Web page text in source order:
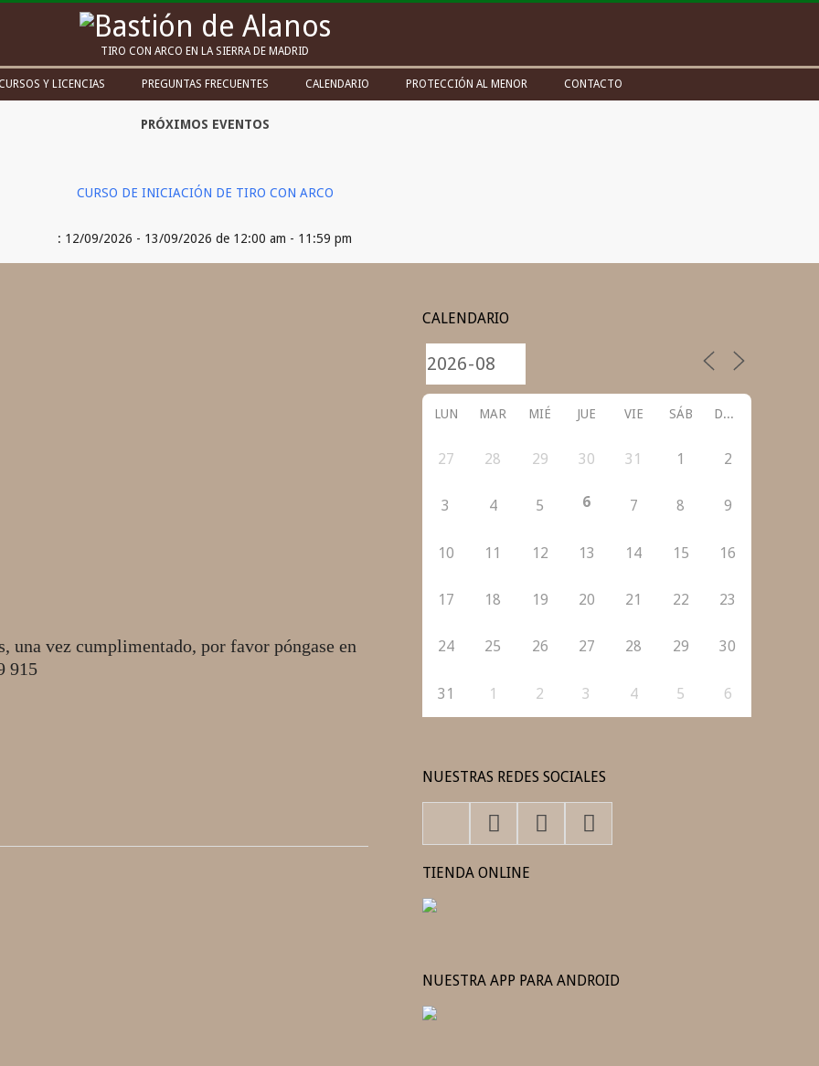
Bastión
de
Alanos
TIRO CON ARCO EN LA SIERRA DE MADRID
Y LICENCIAS PREGUNTAS FRECUENTES CALENDARIO PROTECCIÓN AL MENOR CONTACTO
PRÓXIMOS EVENTOS
CURSO DE INICIACIÓN DE TIRO CON ARCO
: 12/09/2026 - 13/09/2026 de 12:00 am - 11:59 pm
una vez cumplimentado, por favor póngase en
915
CALENDARIO
LUN MAR MIÉ JUE VIE SÁB DOM
27 28 29 30 31 1 2
3 4 5 6 7 8 9
10 11 12 13 14 15 16
17 18 19 20 21 22 23
24 25 26 27 28 29 30
31 1 2 3 4 5 6
NUESTRAS REDES SOCIALES
TIENDA ONLINE
NUESTRA APP PARA ANDROID